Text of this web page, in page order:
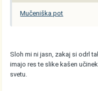
Mučeniška pot
Sloh mi ni jasn, zakaj si odrl
imajo res te slike kašen
svetu.